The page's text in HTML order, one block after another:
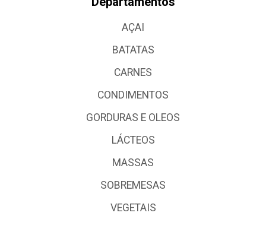
AÇAI
BATATAS
CARNES
CONDIMENTOS
GORDURAS E OLEOS
LÁCTEOS
MASSAS
SOBREMESAS
VEGETAIS